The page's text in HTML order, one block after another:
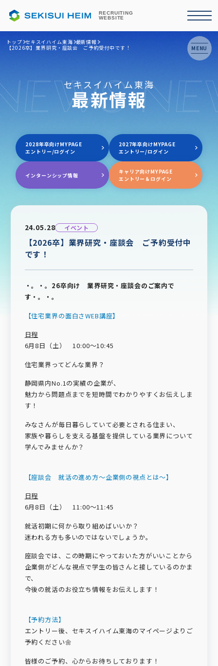
RECRUITING
WEBSITE
MENU
トップ セキスイハイム東海 最新情報
【2026卒】業界研究・座談会 ご予約受付中です！
セキスイハイム東海
最新情報
2028年卒向けMYPAGE
エントリー/ログイン
2027年卒向けMYPAGE
エントリー/ログイン
インターンシップ情報
キャリア向けMYPAGE
エントリー＆ログイン
24.05.28 イベント
【2026卒】業界研究・座談会 ご予約受付中
です！
・。・。26卒向け 業界研究・座談会のご案内で
す・。・。
【住宅業界の面白さWEB講座】
日程
6月8日（土） 10:00～10:45
住宅業界ってどんな業界？
静岡県内No.1の実績の企業が、
魅力から問題点までを短時間でわかりやすくお伝えしま
す！
みなさんが毎日暮らしていて必要とされる住まい、
家族や暮らしを支える基盤を提供している業界について
学んでみませんか？
【座談会 就活の進め方～企業側の視点とは～】
日程
6月8日（土） 11:00～11:45
就活初期に何から取り組めばいいか？
迷われる方も多いのではないでしょうか。
座談会では、この時期にやっておいた方がいいことから
企業側がどんな視点で学生の皆さんと接しているのかま
で、
今後の就活のお役立ち情報をお伝えします！
【予約方法】
エントリー後、セキスイハイム東海のマイページよりご
予約ください🌼
皆様のご予約、心からお待ちしております！